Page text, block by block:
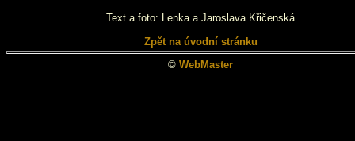
Text a foto: Lenka a Jaroslava Křičenská
Zpět na úvodní stránku
© WebMaster